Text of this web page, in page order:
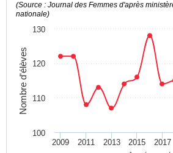
Nombre d'élèves
(Source : Journal des Femmes d'après
nationale)
2009 2011 2013 2015 2017
100
110
120
130